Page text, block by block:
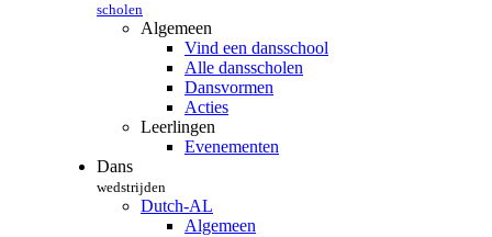
scholen
Algemeen
Vind een dansschool
Alle dansscholen
Dansvormen
Acties
Leerlingen
Evenementen
Dans
wedstrijden
Dutch-AL
Algemeen